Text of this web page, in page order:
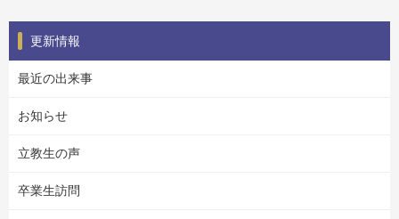
更新情報
最近の出来事
お知らせ
立教生の声
卒業生訪問